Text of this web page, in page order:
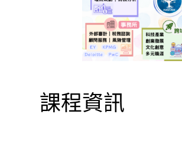
課程資訊